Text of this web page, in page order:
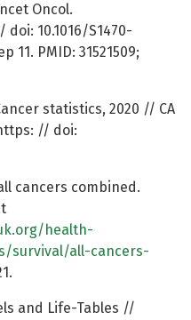
Oncol.
doi: 10.1016/S1470-
11. PMID: 31521509;
statistics, 2020 // CA
// doi:
cancers combined.
health-
survival/all-cancers-
and Life-Tables //